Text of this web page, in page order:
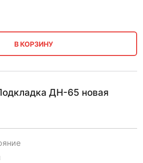
В КОРЗИНУ
ДН-65 новая